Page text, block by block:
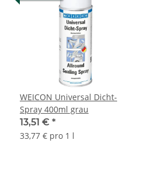
WEICON Universal Dicht-
Spray 400ml grau
13,51 € *
33,77 € pro 1 l